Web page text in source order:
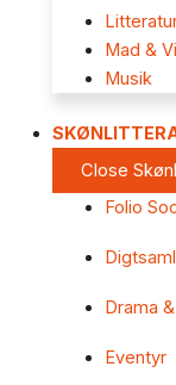
Mad &
Musik
Close
Folio
Drama
Eventyr